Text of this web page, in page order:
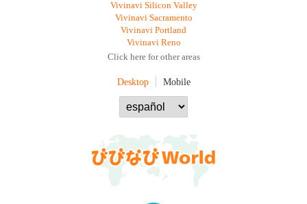
Vivinavi Silicon Valley
Vivinavi Sacramento
Vivinavi Portland
Vivinavi Reno
Click here for other areas
Desktop Mobile